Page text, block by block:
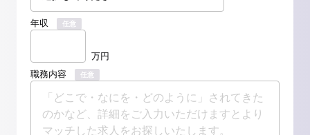
年収 任意
万円
職務内容
任意